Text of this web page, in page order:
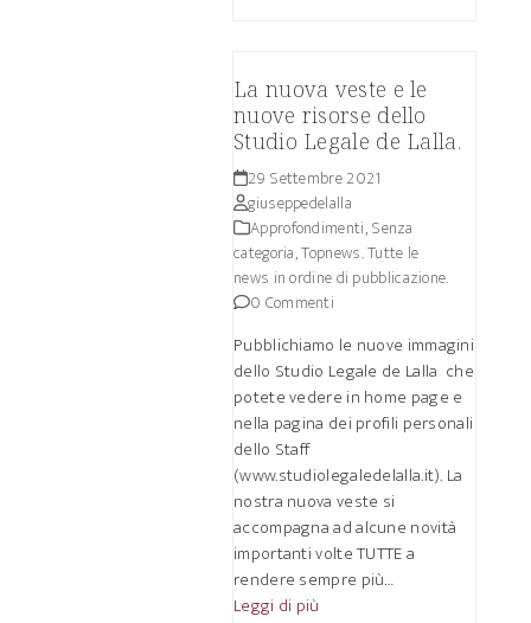
La nuova veste e le
nuove risorse dello
Studio Legale de Lalla.
29 Settembre 2021
giuseppedelalla
Approfondimenti,Senza
categoria,Topnews. Tutte le
news in ordine di pubblicazione.
0 Commenti
Pubblichiamo le nuove immagini
dello Studio Legale de Lalla che
potete vedere in home page e
nella pagina dei profili personali
dello Staff
(www.studiolegaledelalla.it). La
nostra nuova veste si
accompagna ad alcune novità
importanti volte TUTTE a
rendere sempre più…
Leggi di più